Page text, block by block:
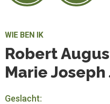
WIE BEN IK
Robert
Marie Joseph
Geslacht: